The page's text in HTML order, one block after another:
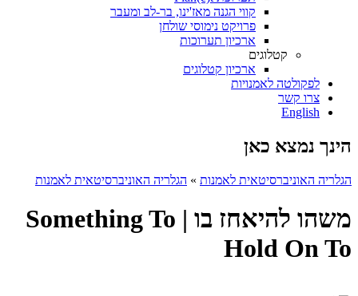
קווי הגנה מאז'ינו, בר-לב ומעבר
פרויקט נימוסי שולחן
ארכיון תערוכות
קטלוגים
ארכיון קטלוגים
לפקולטה לאמנויות
צרו קשר
English
הינך נמצא כאן
הגלריה האוניברסיטאית לאמנות » הגלריה האוניברסיטאית לאמנות
משהו להיאחז בו | Something To
Hold On To